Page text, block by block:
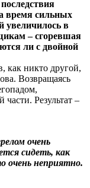
время сильных
увеличилось в
– сгоревшая
ли с двойной
как никто другой,
Возвращаясь
части. Результат –
очень
сидеть, как
очень неприятно.